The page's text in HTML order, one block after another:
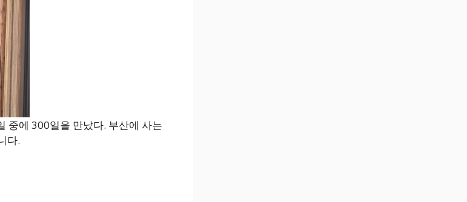
중에 300일을 만났다. 부산에 사는
다.